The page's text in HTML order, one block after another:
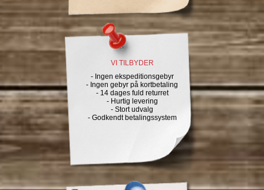
VI TILBYDER
- Ingen ekspeditionsgebyr
- Ingen gebyr på kortbetaling
- 14 dages fuld returret
- Hurtig levering
- Stort udvalg
- Godkendt betalingssystem